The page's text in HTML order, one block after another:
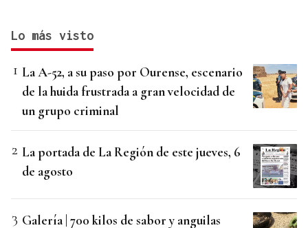
Lo más visto
La A-52, a su paso por Ourense, escenario
de la huida frustrada a gran velocidad de
un grupo criminal
La portada de La Región de este jueves, 6
de agosto
Galería | 700 kilos de sabor y anguilas